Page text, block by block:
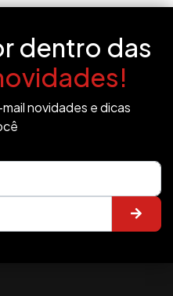
dentro das
novidades e dicas